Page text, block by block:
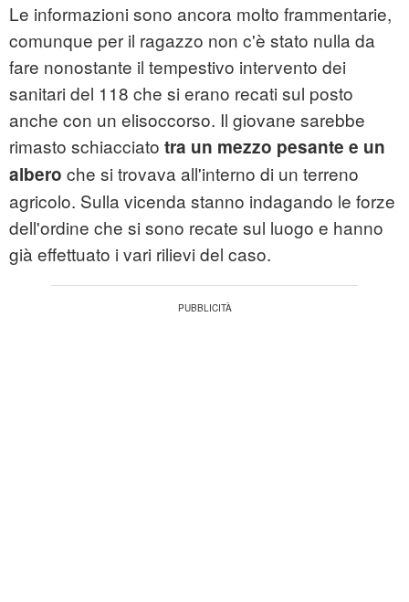
Le informazioni sono ancora molto frammentarie,
comunque per il ragazzo non c'è stato nulla da
fare nonostante il tempestivo intervento dei
sanitari del 118 che si erano recati sul posto
anche con un elisoccorso. Il giovane sarebbe
rimasto schiacciato tra un mezzo pesante e un
albero che si trovava all'interno di un terreno
agricolo. Sulla vicenda stanno indagando le forze
dell'ordine che si sono recate sul luogo e hanno
già effettuato i vari rilievi del caso.